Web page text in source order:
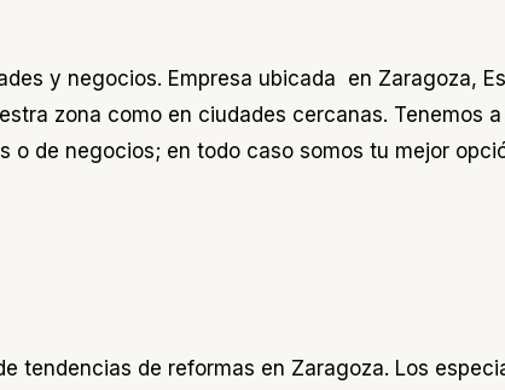
y negocios. Empresa ubicada en Zaragoza,
zona como en ciudades cercanas. Tenemos
o de negocios; en todo caso somos tu mejor
tendencias de reformas en Zaragoza. Los